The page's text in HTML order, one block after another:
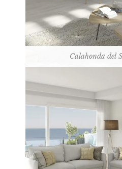
Calahonda del